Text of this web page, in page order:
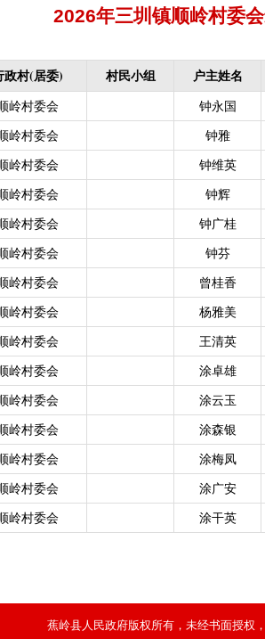
低保残疾人生活津贴（残联）（已结束，移
联）（已结束，移至民政局）
力残疾人缴纳城乡居民基本养老保险费 |
持资金（已结束） | 基本农田保护经济补偿
（2021年1月移交至医疗保障局） | 技能晋
城乡居民医保零星报销（2021年1月移交至医
金（人社局）（已结束） 一次性创业资助
| 城乡居民医保零星报销 困难群众医疗
2026年三圳镇顺岭村委
政村(居委) 村民小组 户主姓名
岭村委会 钟永国
岭村委会 钟雅
岭村委会 钟维英
岭村委会 钟辉
岭村委会 钟广桂
岭村委会 钟芬
岭村委会 曾桂香
岭村委会 杨雅美
岭村委会 王清英
岭村委会 涂卓雄
岭村委会 涂云玉
岭村委会 涂森银
岭村委会 涂梅凤
岭村委会 涂广安
岭村委会 涂干英
蕉岭县人民政府版权所有，未经书面授权